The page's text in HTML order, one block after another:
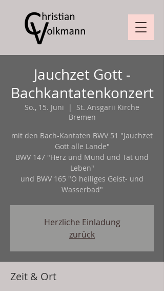
Jauchzet Gott -
Bachkantatenkonzert
So., 15. Juni
  |
St. Ansgarii Kirche
Bremen
mit den Bach-Kantaten BWV 51 "Jauchzet
Gott alle Lande"
BWV 147 "Herz und Mund und Tat und
Leben"
und BWV 165 "O heiliges Geist- und
Wasserbad"
Herzliche Einladung
zurück
Zeit & Ort